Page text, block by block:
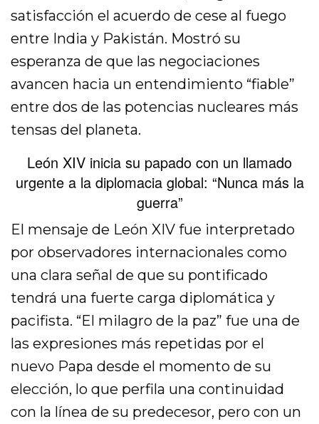
satisfacción el acuerdo de cese al fuego
entre India y Pakistán. Mostró su
esperanza de que las negociaciones
avancen hacia un entendimiento “fiable”
entre dos de las potencias nucleares más
tensas del planeta.
León XIV inicia su papado con un llamado
urgente a la diplomacia global: “Nunca más la
guerra”
El mensaje de León XIV fue interpretado
por observadores internacionales como
una clara señal de que su pontificado
tendrá una fuerte carga diplomática y
pacifista. “El milagro de la paz” fue una de
las expresiones más repetidas por el
nuevo Papa desde el momento de su
elección, lo que perfila una continuidad
con la línea de su predecesor, pero con un